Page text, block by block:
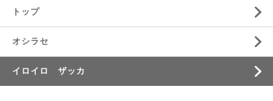
トップ
オシラセ
イロイロ ザッカ